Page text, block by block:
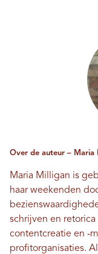
Over de auteur – Maria
Maria Milligan is
haar weekenden
schrijven en retorica
contentcreatie en -
profitorganisaties.